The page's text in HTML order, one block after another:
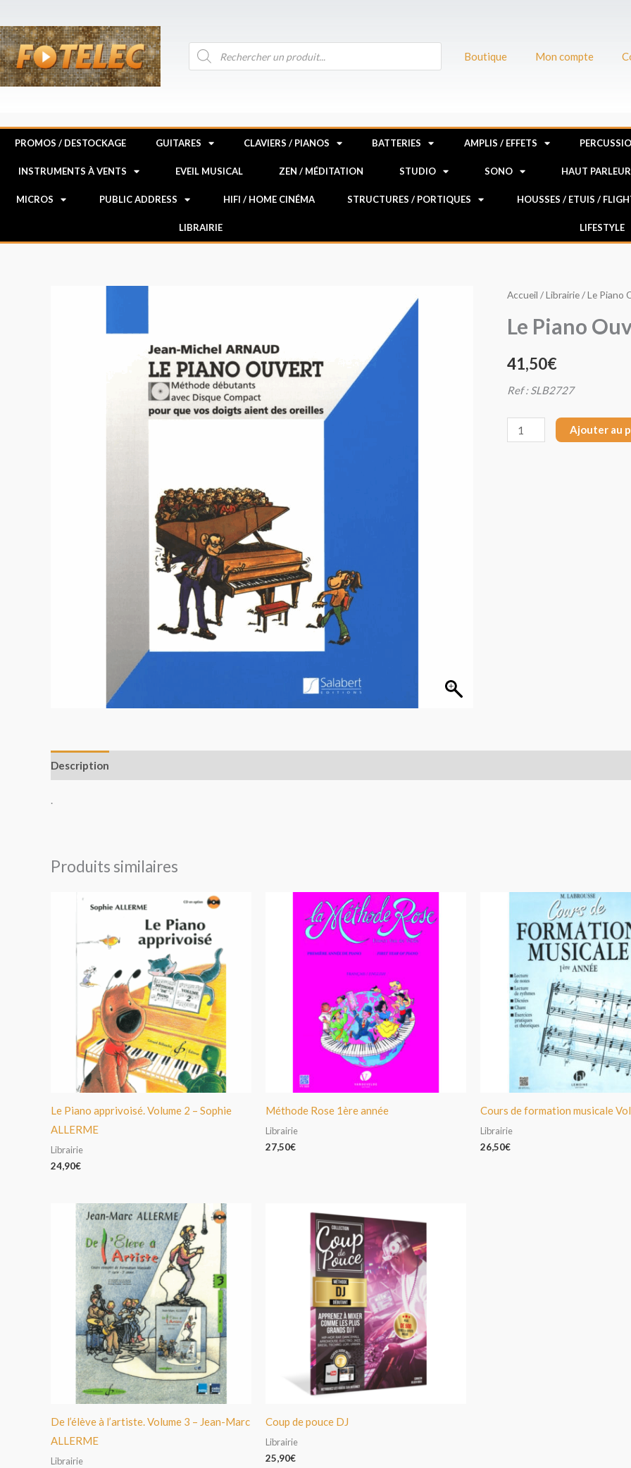
au
contenu
Recherche
de
produits
Boutique Mon compte
PROMOS / DESTOCKAGE GUITARES CLAVIERS / PIANOS BATTERIES AMPLIS / EFFETS
INSTRUMENTS À VENTS EVEIL MUSICAL ZEN / MÉDITATION STUDIO SONO HAUT PARLEUR
MICROS PUBLIC ADDRESS HIFI / HOME CINÉMA STRUCTURES / PORTIQUES HOUSSES / ETUIS /
LIBRAIRIE LIFESTYLE
Accueil /Librairie/ Le Piano
Le Piano
41,50€
Ref : SLB2727
quantité
Le
Ouvert
-
Michel
Arnaud
Ajouter au
Description
.
Produits similaires
Le Piano apprivoisé. Volume 2 – Sophie
ALLERME
Librairie
24,90€
Méthode Rose 1ère année
Librairie
27,50€
Cours de formation musicale
Librairie
26,50€
De l’élève à l’artiste. Volume 3 – Jean-Marc
ALLERME
Librairie
Coup de pouce DJ
Librairie
25,90€